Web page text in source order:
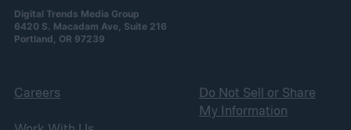
Digital Trends Media Group
6420 S. Macadam Ave, Suite 216
Portland, OR 97239
Careers
Do Not Sell or Share
My Information